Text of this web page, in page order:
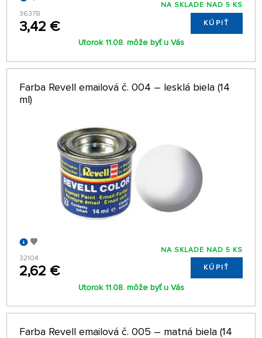
36378
3,42 €
NA SKLADE NAD 5 KS
KÚPIŤ
Utorok 11.08. môže byť u Vás
Farba Revell emailová č. 004 – lesklá biela (14
ml)
32104
2,62 €
NA SKLADE NAD 5 KS
KÚPIŤ
Utorok 11.08. môže byť u Vás
Farba Revell emailová č. 005 – matná biela (14